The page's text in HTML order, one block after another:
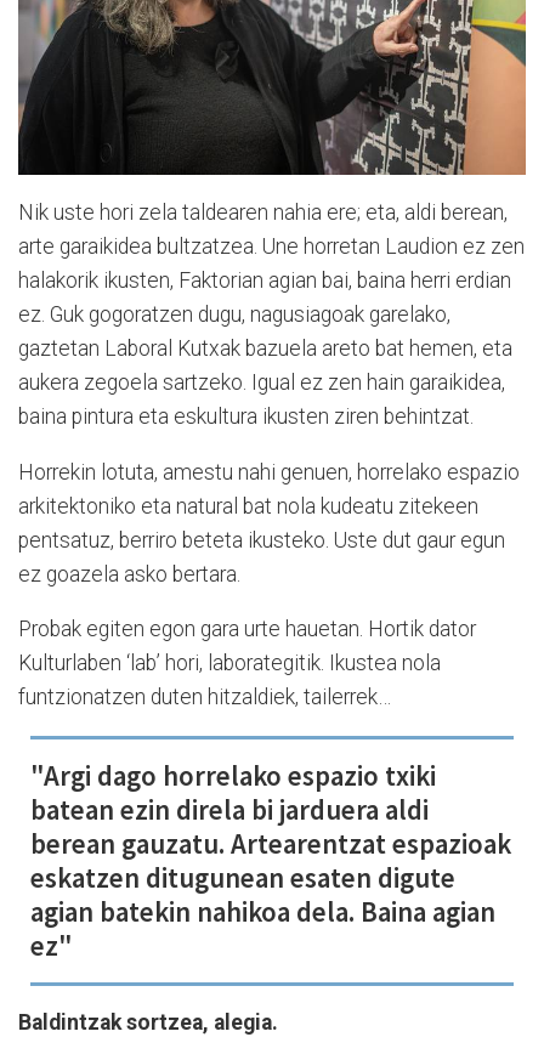
Nik uste hori zela taldearen nahia ere; eta, aldi berean,
arte garaikidea bultzatzea. Une horretan Laudion ez zen
halakorik ikusten, Faktorian agian bai, baina herri erdian
ez. Guk gogoratzen dugu, nagusiagoak garelako,
gaztetan Laboral Kutxak bazuela areto bat hemen, eta
aukera zegoela sartzeko. Igual ez zen hain garaikidea,
baina pintura eta eskultura ikusten ziren behintzat.
Horrekin lotuta, amestu nahi genuen, horrelako espazio
arkitektoniko eta natural bat nola kudeatu zitekeen
pentsatuz, berriro beteta ikusteko. Uste dut gaur egun
ez goazela asko bertara.
Probak egiten egon gara urte hauetan. Hortik dator
Kulturlaben ‘lab’ hori, laborategitik. Ikustea nola
funtzionatzen duten hitzaldiek, tailerrek…
"Argi dago horrelako espazio txiki
batean ezin direla bi jarduera aldi
berean gauzatu. Artearentzat espazioak
eskatzen ditugunean esaten digute
agian batekin nahikoa dela. Baina agian
ez"
Baldintzak sortzea, alegia.